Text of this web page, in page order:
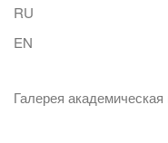
RU
EN
Галерея